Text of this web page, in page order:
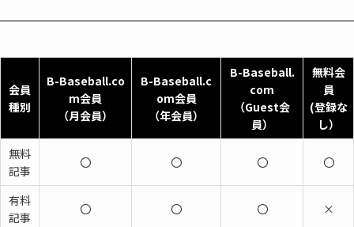
会員
種別
B-Baseball.co
m会員
（月会員）
B-Baseball.c
om会員
（年会員）
B-Baseball.
com
（Guest会
員）
無料会
員
(登録な
し）
無料
記事
〇 〇 〇 〇
有料
記事
〇 〇 〇 ×